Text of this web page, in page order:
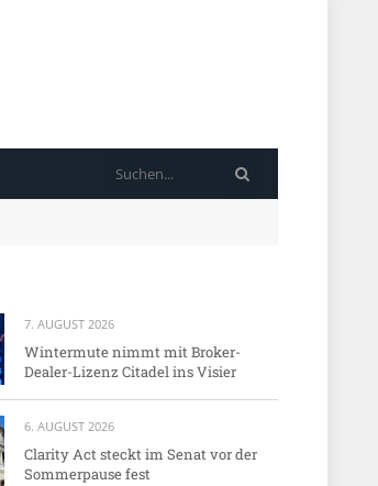
7. AUGUST 2026
Wintermute nimmt mit Broker-
Dealer-Lizenz Citadel ins Visier
6. AUGUST 2026
Clarity Act steckt im Senat vor der
Sommerpause fest